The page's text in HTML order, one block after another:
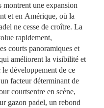
montrent une expansion
et en Amérique, où la
ne cesse de croître. La
rapidement,
courts panoramiques et
améliorent la visibilité et
développement de ce
facteur déterminant de
courtsentre en scène,
gazon padel, un rebond